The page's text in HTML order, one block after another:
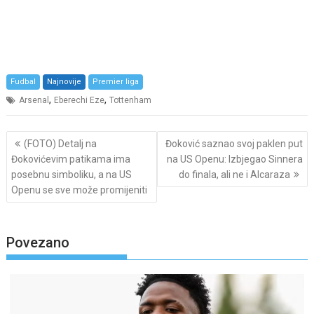
Fudbal Najnovije Premier liga
Arsenal, Eberechi Eze,Tottenham
Post
navigation
(FOTO) Detalj na
Đokovićevim patikama ima
posebnu simboliku, a na US
Openu se sve može promijeniti
Đoković saznao svoj paklen put
na US Openu: Izbjegao Sinnera
do finala, ali ne i Alcaraza
Povezano